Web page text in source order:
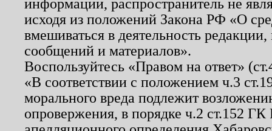
информации, распространитель не
исходя из положений Закона РФ «О
вмешиваться в деятельность
сообщений и материалов».
Воспользуйтесь «Правом на ответ»
«В соответствии с положением ч.3
морального вреда подлежит
опровержения, в порядке ч.2 ст.152